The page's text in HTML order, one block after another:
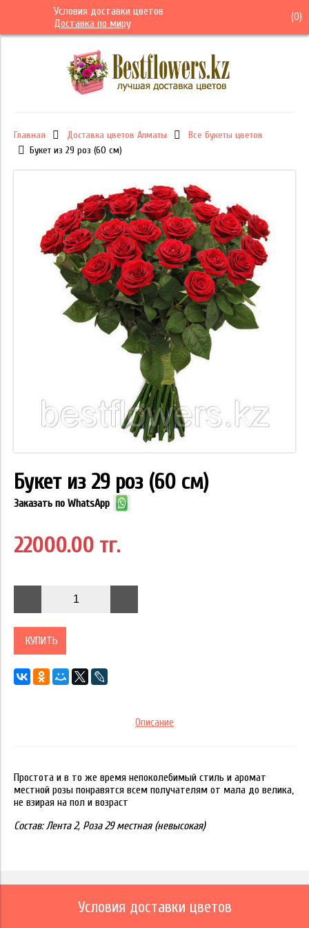
Условия доставки цветов
Доставка по миру
(0)
Главная Доставка цветов Алматы
Все букеты цветов
Букет из 29 роз (60 см)
Букет из 29 роз (60 см)
Заказать по WhatsApp
22000.00 тг.
КУПИТЬ
Описание
Простота и в то же время непоколебимый стиль и аромат
местной розы понравятся всем получателям от мала до велика,
не взирая на пол и возраст
Состав: Лента 2, Роза 29 местная (невысокая)
Условия доставки цветов